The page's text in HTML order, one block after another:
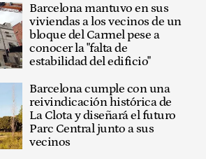
Barcelona mantuvo en sus
viviendas a los vecinos de un
bloque del Carmel pese a
conocer la "falta de
estabilidad del edificio"
Barcelona cumple con una
reivindicación histórica de
La Clota y diseñará el futuro
Parc Central junto a sus
vecinos